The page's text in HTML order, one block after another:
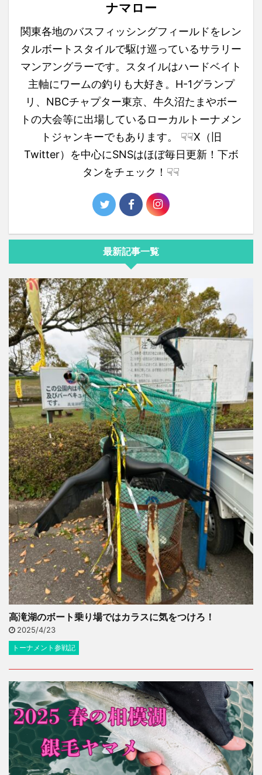
ナマロー
関東各地のバスフィッシングフィールドをレン
タルボートスタイルで駆け巡っているサラリー
マンアングラーです。スタイルはハードベイト
主軸にワームの釣りも大好き。H-1グランプ
リ、NBCチャプター東京、牛久沼たまやボー
トの大会等に出場しているローカルトーナメン
トジャンキーでもあります。 ☟☟X（旧
Twitter）を中心にSNSはほぼ毎日更新！下ボ
タンをチェック！☟☟
最新記事一覧
高滝湖のボート乗り場ではカラスに気をつけろ！
2025/4/23
トーナメント参戦記